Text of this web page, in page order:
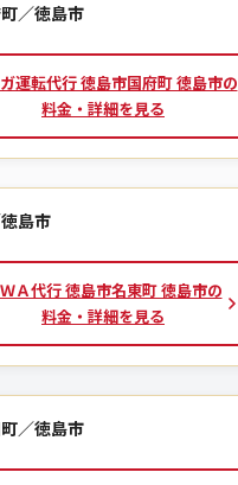
／徳島市
運転代行 徳島市国府町 徳島市の
料金・詳細を見る
島市
Ａ代行 徳島市名東町 徳島市の
料金・詳細を見る
／徳島市